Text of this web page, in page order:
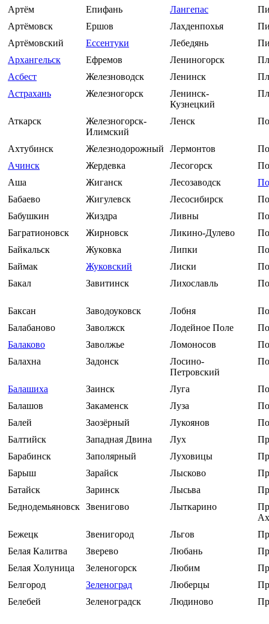
Артём
Епифань Лангепас
Артёмовск
Ершов Лахденпохья
Артёмовский
Ессентуки Лебедянь
Архангельск
Ефремов Лениногорск
Асбест
Железноводск Ленинск
Астрахань
Железногорск
Ленинск-
Кузнецкий
Аткарск
Железногорск-
Илимский
Ленск
Ахтубинск Железнодорожный Лермонтов
Ачинск
Жердевка Лесогорск
Аша
Жиганск Лесозаводск
Бабаево
Жигулевск Лесосибирск
Бабушкин
Жиздра Ливны
Багратионовск
Жирновск Ликино-Дулево
Байкальск
Жуковка Липки
Баймак
Жуковский Лиски
Бакал
Завитинск Лихославль
Баксан Заводоуковск Лобня
Балабаново
Заволжск Лодейное Поле
Балаково
Заволжье Ломоносов
Балахна
Задонск
Лосино-
Петровский
Балашиха Заинск Луга
Балашов
Закаменск Луза
Балей
Заозёрный Лукоянов
Балтийск
Западная Двина Лух
Барабинск
Заполярный Луховицы
Барыш
Зарайск Лысково
Батайск
Заринск Лысьва
Беднодемьяновск Звенигово Лыткарино
Бежецк
Звенигород Льгов
Белая Калитва
Зверево Любань
Белая Холуница
Зеленогорск Любим
Белгород
Зеленоград Люберцы
Белебей
Зеленоградск Людиново